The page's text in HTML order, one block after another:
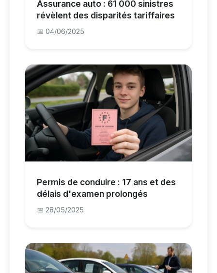
Assurance auto : 61 000 sinistres
révèlent des disparités tariffaires
📅 04/06/2025
Permis de conduire : 17 ans et des
délais d'examen prolongés
📅 28/05/2025